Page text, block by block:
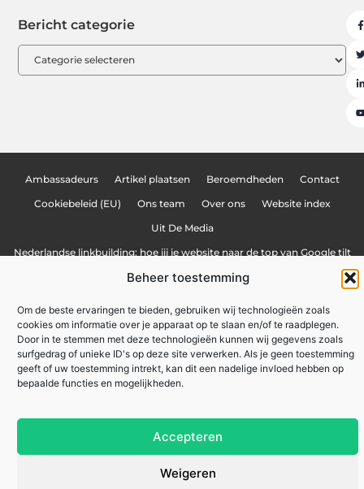
Beheer toestemming
Om de beste ervaringen te bieden, gebruiken wij technologieën zoals
cookies om informatie over je apparaat op te slaan en/of te raadplegen.
Door in te stemmen met deze technologieën kunnen wij gegevens zoals
surfgedrag of unieke ID's op deze site verwerken. Als je geen toestemming
geeft of uw toestemming intrekt, kan dit een nadelige invloed hebben op
bepaalde functies en mogelijkheden.
Accepteren
Weigeren
Bericht categorie
Ambassadeurs Artikel plaatsen Beroemdheden Contact
Cookiebeleid (EU) Ons team Over ons Website index
Uit De Media
Nederlandse linkbuilding: hoe jij je website naar de top van Google tilt
Linkbuilding geld verdienen: hoe jij online inkomsten kunt genereren
All Rights Reserved © 2025
zakennu.be